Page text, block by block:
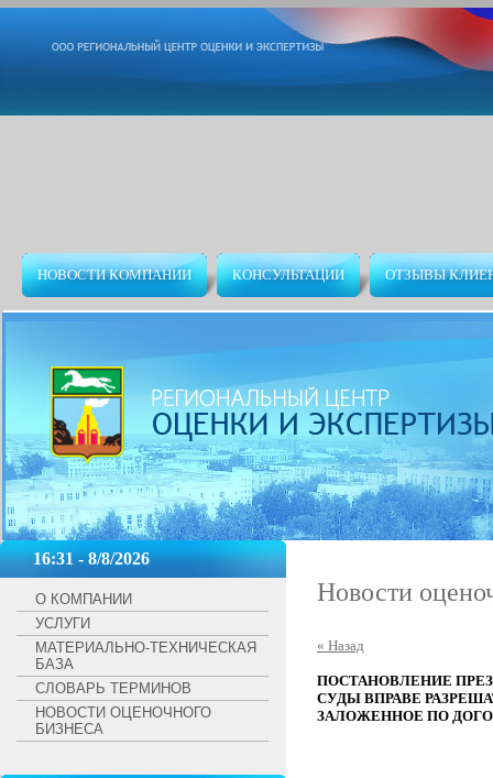
НОВОСТИ КОМПАНИИ КОНСУЛЬТАЦИИ ОТЗЫВЫ
16:31 - 8/8/2026
О КОМПАНИИ
УСЛУГИ
МАТЕРИАЛЬНО-ТЕХНИЧЕСКАЯ
БАЗА
СЛОВАРЬ ТЕРМИНОВ
НОВОСТИ ОЦЕНОЧНОГО
БИЗНЕСА
Новости
« Назад
ПОСТАНОВЛЕНИЕ
СУДЫ ВПРАВЕ
ЗАЛОЖЕННОЕ ПО